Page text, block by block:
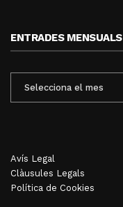
ENTRADES MENSUALS
MENSUALS
Avís Legal
Clàusules Legals
Política de Cookies